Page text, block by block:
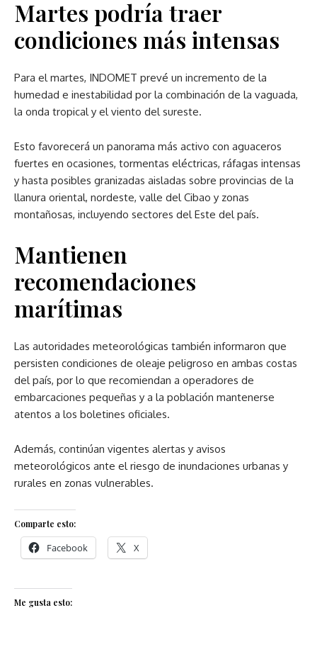
Martes podría traer
condiciones más intensas
Para el martes, INDOMET prevé un incremento de la
humedad e inestabilidad por la combinación de la vaguada,
la onda tropical y el viento del sureste.
Esto favorecerá un panorama más activo con aguaceros
fuertes en ocasiones, tormentas eléctricas, ráfagas intensas
y hasta posibles granizadas aisladas sobre provincias de la
llanura oriental, nordeste, valle del Cibao y zonas
montañosas, incluyendo sectores del Este del país.
Mantienen
recomendaciones
marítimas
Las autoridades meteorológicas también informaron que
persisten condiciones de oleaje peligroso en ambas costas
del país, por lo que recomiendan a operadores de
embarcaciones pequeñas y a la población mantenerse
atentos a los boletines oficiales.
Además, continúan vigentes alertas y avisos
meteorológicos ante el riesgo de inundaciones urbanas y
rurales en zonas vulnerables.
Comparte esto:
Facebook X
Me gusta esto: